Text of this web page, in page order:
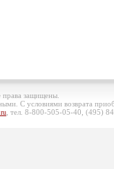
права защищены.
С условиями возврата
, тел. 8-800-505-05-40, (495)